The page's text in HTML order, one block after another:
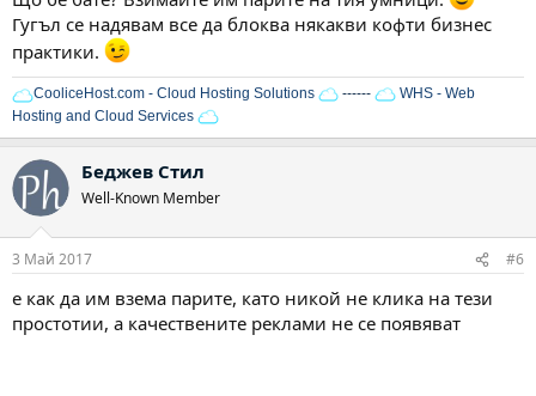
Гугъл се надявам все да блоква някакви кофти бизнес
практики.
CooliceHost.com - Cloud Hosting Solutions ------
WHS - Web
Hosting and Cloud Services
Беджев Стил
Well-Known Member
3 Май 2017 #6
е как да им взема парите, като никой не клика на тези
простотии, а качествените реклами не се появяват